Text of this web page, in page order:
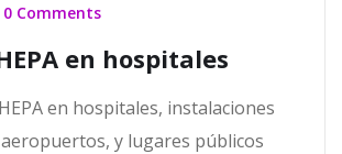
0 Comments
en hospitales
en hospitales, instalaciones
y lugares públicos